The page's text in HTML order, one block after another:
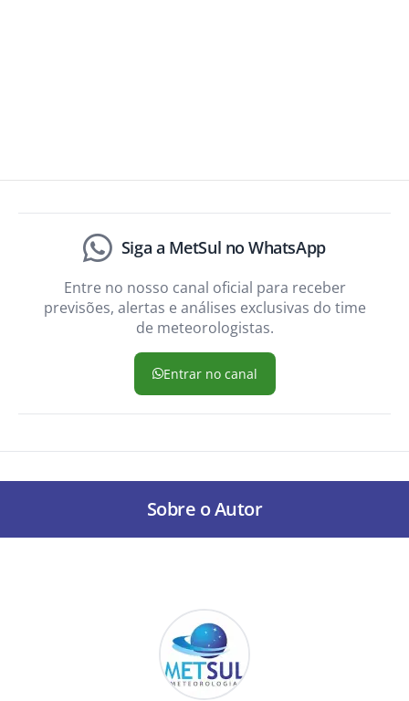
Siga a MetSul no WhatsApp
Entre no nosso canal oficial para receber
previsões, alertas e análises exclusivas do time
de meteorologistas.
Entrar no canal
Sobre o Autor